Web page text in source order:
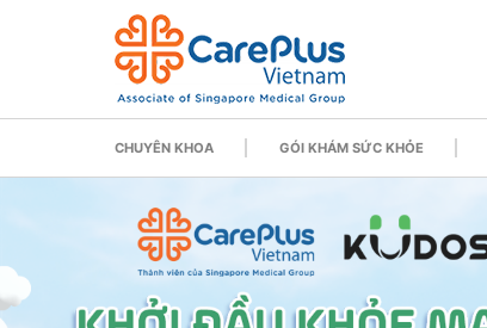
CHUYÊN KHOA GÓI KHÁM SỨC KHỎE